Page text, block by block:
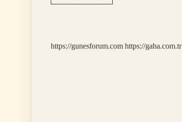
Çerkez
https://gunesforum.com https://gaha.com.tr